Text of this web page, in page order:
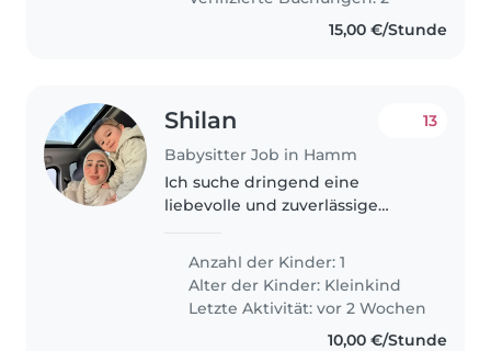
15,00 €/Stunde
Shilan
Babysitter Job in Hamm
13
Ich suche dringend eine
liebevolle und zuverlässige
muss, brauche ich Unterstützung
bei der Betreuung. Die Aufgabe
besteht..
Anzahl der Kinder: 1
Alter der Kinder: Kleinkind
Letzte Aktivität: vor 2 Wochen
10,00 €/Stunde